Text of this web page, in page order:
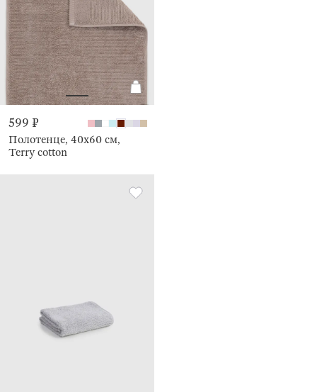
599 ₽
Полотенце, 40х60 см,
Terry cotton